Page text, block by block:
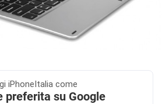
iPhoneItalia come
preferita su Google